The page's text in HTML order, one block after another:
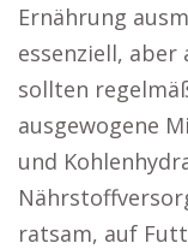
Ernährung
essenziell,
sollten
ausgewogene
und
ratsam, auf